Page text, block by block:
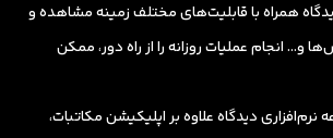
همراه با قابلیت‌های مختلف زمینه مشاهده و
و… انجام عملیات روزانه را از راه دور، ممکن
دیدگاه علاوه بر اپلیکیشن مکاتبات،